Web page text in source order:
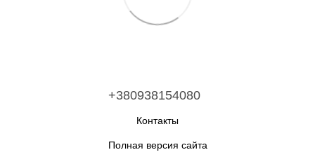
+380938154080
Контакты
Полная версия сайта